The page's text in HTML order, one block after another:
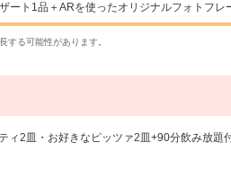
ート1品＋ARを使ったオリジナルフォトフレ
する可能性があります。
ィ2皿・お好きなピッツァ2皿+90分飲み放題